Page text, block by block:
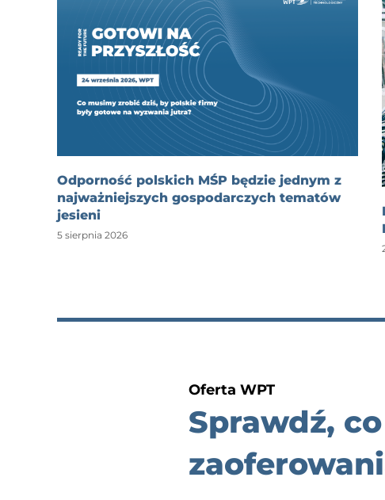
Odporność polskich MŚP będzie jednym z
najważniejszych gospodarczych tematów
jesieni
5 sierpnia 2026
Oferta WPT
Sprawdź,